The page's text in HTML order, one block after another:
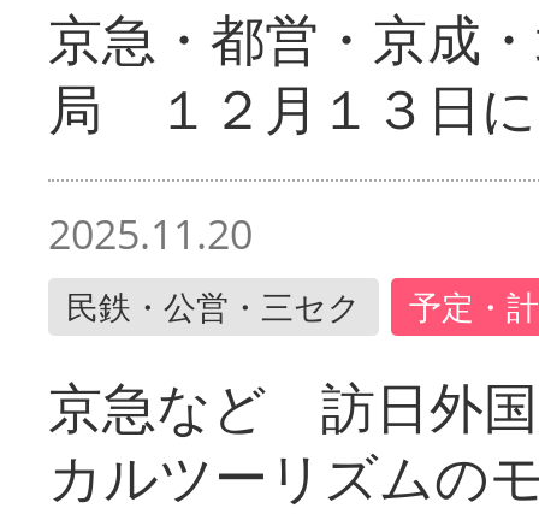
京急・都営・京成
局 １２月１３日
2025.11.20
民鉄・公営・三セク 予定・
京急など 訪日外
カルツーリズムの